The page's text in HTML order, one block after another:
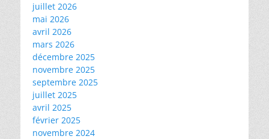
juillet 2026
mai 2026
avril 2026
mars 2026
décembre 2025
novembre 2025
septembre 2025
juillet 2025
avril 2025
février 2025
novembre 2024